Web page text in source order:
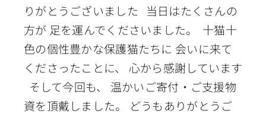
りがとうございました 当日はたくさんの
方が 足を運んでくださいました。 十猫十
色の個性豊かな保護猫たちに 会いに来て
くださったことに、 心から感謝しています
そして今回も、 温かいご寄付・ご支援物
資を頂戴しました。 どうもありがとうご